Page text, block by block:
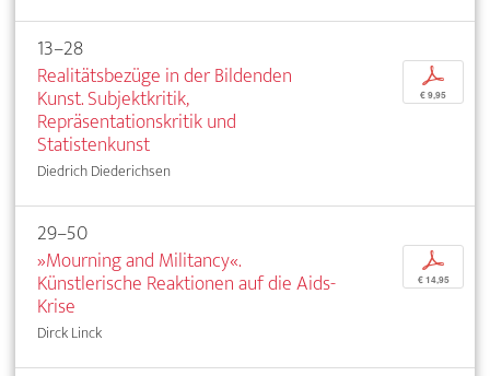
13–28
Realitätsbezüge in der Bildenden
Kunst. Subjektkritik,
Repräsentationskritik und
Statistenkunst
Diedrich Diederichsen
p
€ 9,95
29–50
»Mourning and Militancy«.
Künstlerische Reaktionen auf die Aids-
Krise
Dirck Linck
p
€ 14,95